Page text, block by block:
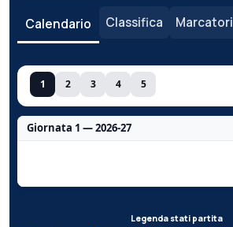
Calendario Classifica Marcatori
1 2 3 4 5
Giornata 1 — 2026-27
Legenda stati partita